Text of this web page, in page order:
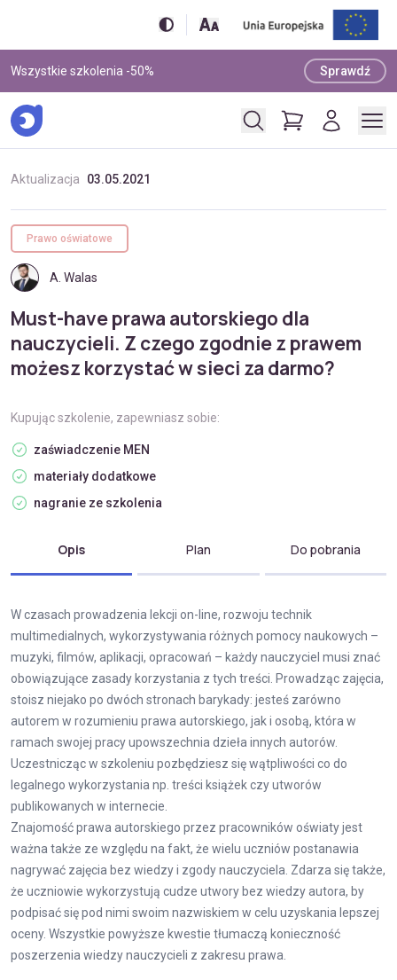
Wszystkie szkolenia -50% Sprawdź
Aktualizacja 03.05.2021
A. Walas
Prawo oświatowe
Must-have prawa autorskiego dla
nauczycieli. Z czego zgodnie z prawem
możesz korzystać w sieci za darmo?
Kupując szkolenie, zapewniasz sobie:
zaświadczenie MEN
materiały dodatkowe
nagranie ze szkolenia
Opis Plan Do pobrania
W czasach prowadzenia lekcji on-line, rozwoju technik
multimedialnych, wykorzystywania różnych pomocy naukowych –
muzyki, filmów, aplikacji, opracowań – każdy nauczyciel musi znać
obowiązujące zasady korzystania z tych treści. Prowadząc zajęcia,
stoisz niejako po dwóch stronach barykady: jesteś zarówno
autorem w rozumieniu prawa autorskiego, jak i osobą, która w
ramach swojej pracy upowszechnia dzieła innych autorów.
Uczestnicząc w szkoleniu pozbędziesz się wątpliwości co do
legalnego wykorzystania np. treści książek czy utworów
publikowanych w internecie.
Znajomość prawa autorskiego przez pracowników oświaty jest
ważna także ze względu na fakt, że wielu uczniów postanawia
nagrywać zajęcia bez wiedzy i zgody nauczyciela. Zdarza się także,
że uczniowie wykorzystują cudze utwory bez wiedzy autora, by
podpisać się pod nimi swoim nazwiskiem w celu uzyskania lepszej
oceny. Wszystkie powyższe kwestie tłumaczą konieczność
poszerzenia wiedzy nauczycieli z zakresu prawa.